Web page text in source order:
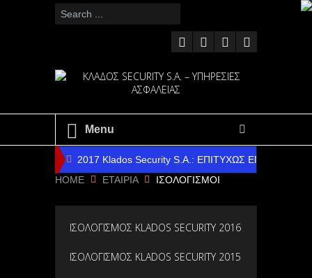
Menu
2017 Klados Security S.A.: ΕΠΙΤΥΧΩΣ
2016 Klados Security S.A.: ΕΠΙΤΥΧΗΣ Ο
HOME ΕΤΑΙΡΙΑ ΙΣΟΛΟΓΙΣΜΟΙ
ΙΣΟΛΟΓΙΣΜΟΣ KLADOS SECURITY 2016
ΙΣΟΛΟΓΙΣΜΟΣ KLADOS SECURITY 2015